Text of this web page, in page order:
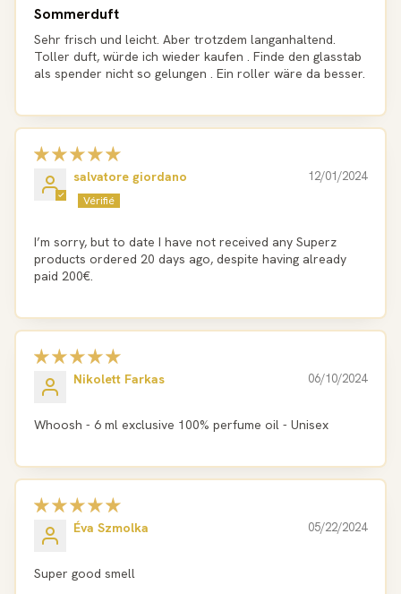
Sommerduft
Sehr frisch und leicht. Aber trotzdem langanhaltend.
Toller duft, würde ich wieder kaufen . Finde den glasstab
als spender nicht so gelungen . Ein roller wäre da besser.
12/01/2024
salvatore giordano
I’m sorry, but to date I have not received any Superz
products ordered 20 days ago, despite having already
paid 200€.
06/10/2024
Nikolett Farkas
Whoosh - 6 ml exclusive 100% perfume oil - Unisex
05/22/2024
Éva Szmolka
Super good smell